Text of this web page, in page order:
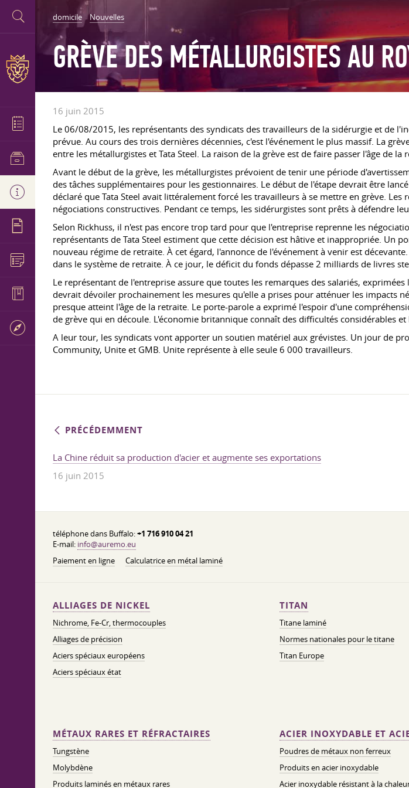
domicile Nouvelles
GRÈVE DES MÉTALLURGISTES AU
16 juin 2015
Le 06/08/2015, les représentants des syndicats des travailleurs de la sidérurgie et de
prévue. Au cours des trois dernières décennies, c'est l'événement le plus massif. La
entre les métallurgistes et Tata Steel. La raison de la grève est de faire passer l'âge de
Avant le début de la grève, les métallurgistes prévoient de tenir une période
des tâches supplémentaires pour les gestionnaires. Le début de l'étape devrait être
déclaré que Tata Steel avait littéralement forcé les travailleurs à se mettre en grève.
négociations constructives. Pendant ce temps, les sidérurgistes sont prêts à défendre
Selon Rickhuss, il n'est pas encore trop tard pour que l'entreprise reprenne les
représentants de Tata Steel estiment que cette décision est hâtive et inappropriée. Un
nouveau régime de retraite. À cet égard, l'annonce de l'événement à venir est
dans le système de retraite. À ce jour, le déficit du fonds dépasse 2 milliards de livres
Le représentant de l'entreprise assure que toutes les remarques des salariés,
devrait dévoiler prochainement les mesures qu'elle a prises pour atténuer les impacts
presque atteint l'âge de la retraite. Le porte-parole a exprimé l'espoir d'une
de grève qui en découle. L'économie britannique connaît des difficultés considérables
A leur tour, les syndicats vont apporter un soutien matériel aux grévistes. Un jour de
Community, Unite et GMB. Unite représente à elle seule 6 000 travailleurs.
PRÉCÉDEMMENT
La Chine réduit sa production d'acier et augmente ses exportations
16 juin 2015
téléphone dans Buffalo:+1 716 910 04 21
E-mail: info@auremo.eu
Paiement en ligne
Calculatrice en métal laminé
ALLIAGES DE NICKEL
Nichrome, Fe-Cr, thermocouples
Alliages de précision
Aciers spéciaux européens
Aciers spéciaux état
TITAN
Titane laminé
Normes nationales pour le titane
Titan Europe
MÉTAUX RARES ET RÉFRACTAIRES
Tungstène
Molybdène
Produits laminés en métaux rares
ACIER INOXYDABLE ET
Poudres de métaux non ferreux
Produits en acier inoxydable
Acier inoxydable résistant à la